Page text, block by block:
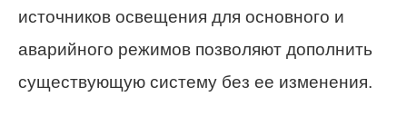
источников освещения для основного и
аварийного режимов позволяют дополнить
существующую систему без ее изменения.